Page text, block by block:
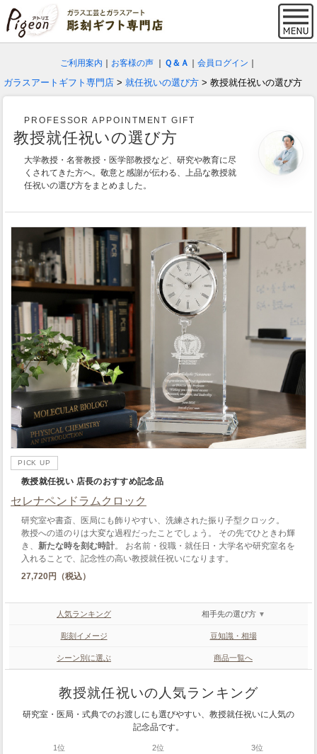
ご利用案内 お客様の声 Ｑ＆Ａ 会員ログイン
ガラスアートギフト専門店 > 就任祝いの選び方 > 教授就任祝いの選び方
PROFESSOR APPOINTMENT GIFT
教授就任祝いの選び方
大学教授・名誉教授・医学部教授など、研究や教育に尽
くされてきた方へ。敬意と感謝が伝わる、上品な教授就
任祝いの選び方をまとめました。
PICK UP
教授就任祝い 店長のおすすめ記念品
セレナペンドラムクロック
研究室や書斎、医局にも飾りやすい、洗練された振り子型クロック。
教授への道のりは大変な過程だったことでしょう。 その先でひときわ輝
き、 新たな時を刻む時計。 お名前・役職・就任日・大学名や研究室名を
入れることで、記念性の高い教授就任祝いになります。
27,720円（税込）
人気ランキング 相手先の選び方
彫刻イメージ 豆知識・相場
シーン別に選ぶ 商品一覧へ
教授就任祝いの人気ランキング
研究室・医局・式典でのお渡しにも選びやすい、教授就任祝いに人気の
記念品です。
1位 2位 3位